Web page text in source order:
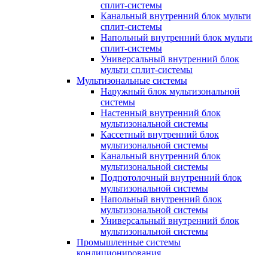
сплит-системы
Канальный внутренний блок мульти
сплит-системы
Напольный внутренний блок мульти
сплит-системы
Универсальный внутренний блок
мульти сплит-системы
Мультизональные системы
Наружный блок мультизональной
системы
Настенный внутренний блок
мультизональной системы
Кассетный внутренний блок
мультизональной системы
Канальный внутренний блок
мультизональной системы
Подпотолочный внутренний блок
мультизональной системы
Напольный внутренний блок
мультизональной системы
Универсальный внутренний блок
мультизональной системы
Промышленные системы
кондиционирования